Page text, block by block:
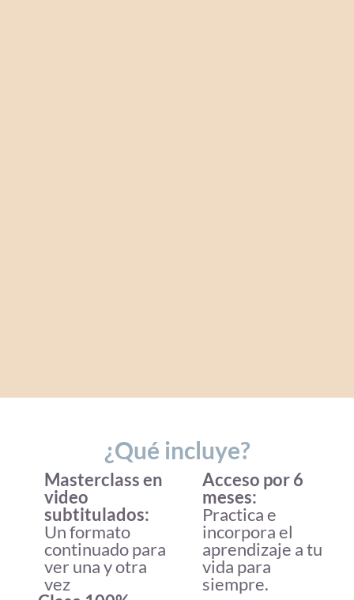
¿Qué incluye?
Masterclass en
video
subtitulados:
Un formato
continuado para
ver una y otra
vez
Acceso por 6
meses:
Practica e
incorpora el
aprendizaje a tu
vida para
siempre.